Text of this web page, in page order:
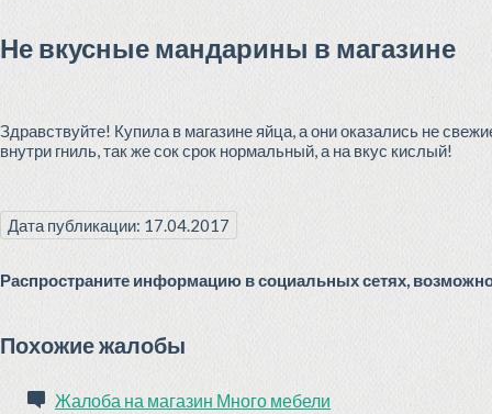
Не вкусные мандарины в магазине
Здравствуйте! Купила в магазине яйца, а они оказались не
внутри гниль, так же сок срок нормальный, а на вкус кислый!
Дата публикации: 17.04.2017
Распространите информацию в социальных сетях,
Похожие жалобы
Жалоба на магазин Много мебели